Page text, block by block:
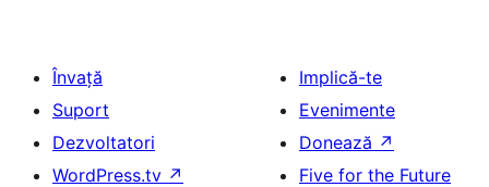
Învață
Suport
Dezvoltatori
WordPress.tv ↗
Implică-te
Evenimente
Donează ↗
Five for the Future